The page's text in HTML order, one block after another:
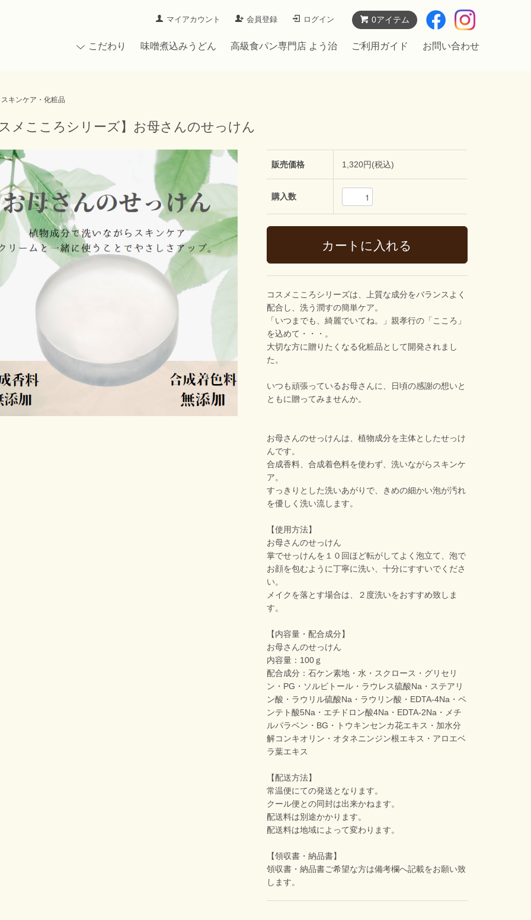
0アイテム
マイアカウント 会員登録 ログイン
こだわり 味噌煮込みうどん 高級食パン専門店 よう治 ご利用ガイド お問い合わせ
スキンケア・化粧品
スメこころシリーズ】お母さんのせっけん
販売価格 1,320円(税込)
購入数
コスメこころシリーズは、上質な成分をバランスよく
配合し、洗う潤すの簡単ケア。
「いつまでも、綺麗でいてね。」親孝行の「こころ」
を込めて・・・。
大切な方に贈りたくなる化粧品として開発されまし
た。
いつも頑張っているお母さんに、日頃の感謝の想いと
ともに贈ってみませんか。
お母さんのせっけんは、植物成分を主体としたせっけ
んです。
合成香料、合成着色料を使わず、洗いながらスキンケ
ア。
すっきりとした洗いあがりで、きめの細かい泡が汚れ
を優しく洗い流します。
【使用方法】
お母さんのせっけん
掌でせっけんを１０回ほど転がしてよく泡立て、泡で
お顔を包むように丁寧に洗い、十分にすすいでくださ
い。
メイクを落とす場合は、２度洗いをおすすめ致しま
す。
【内容量・配合成分】
お母さんのせっけん
内容量：100ｇ
配合成分：石ケン素地・水・スクロース・グリセリ
ン・PG・ソルビトール・ラウレス硫酸Na・ステアリ
ン酸・ラウリル硫酸Na・ラウリン酸・EDTA-4Na・ペ
ンテト酸5Na・エチドロン酸4Na・EDTA-2Na・メチ
ルパラベン・BG・トウキンセンカ花エキス・加水分
解コンキオリン・オタネニンジン根エキス・アロエベ
ラ葉エキス
【配送方法】
常温便にての発送となります。
クール便との同封は出来かねます。
配送料は別途かかります。
配送料は地域によって変わります。
【領収書・納品書】
領収書・納品書ご希望な方は備考欄へ記載をお願い致
します。